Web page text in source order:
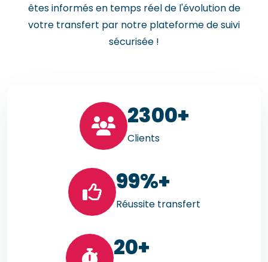
êtes informés en temps réel de l'évolution de
votre transfert par notre plateforme de suivi
sécurisée !
2300+
Clients
99%+
Réussite transfert
20+